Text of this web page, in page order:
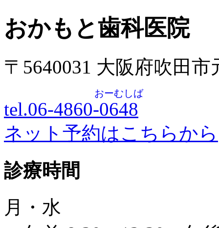
おかもと歯科医院
〒5640031 大阪府吹田
tel.06-4860-0648
おーむしば
ネット予約はこちらから
診療時間
月・水